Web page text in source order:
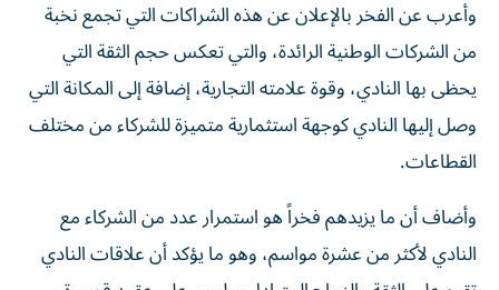
وأعرب عن الفخر بالإعلان عن هذه الشراكات التي تجمع نخبة
من الشركات الوطنية الرائدة، والتي تعكس حجم الثقة التي
يحظى بها النادي، وقوة علامته التجارية، إضافة إلى المكانة التي
وصل إليها النادي كوجهة استثمارية متميزة للشركاء من مختلف
القطاعات.
وأضاف أن ما يزيدهم فخراً هو استمرار عدد من الشركاء مع
النادي لأكثر من عشرة مواسم، وهو ما يؤكد أن علاقات النادي